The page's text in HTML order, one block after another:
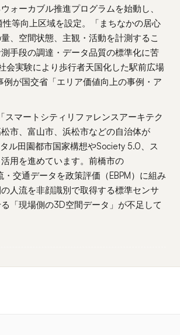
ォーカブル推進プログラムを始動し、
等向上区域を設定。「まちなかの居心
、空間状態、主観・活動を計測するこ
手段の調達・データ品質の標準化に苦
会実験により歩行者天国化した駅前広場
が国交省「エリア価値向上の事例・ア
マートシティリファレンスアーキテク
市、富山市、浜松市などの自治体が
ル田園都市国家構想やSociety 5.0、ス
用を進めています。前橋市の
交通データを政策評価（EBPM）に組み
人流を非顔識別で取得する標準センサ
「現場側の3D空間データ」が不足して